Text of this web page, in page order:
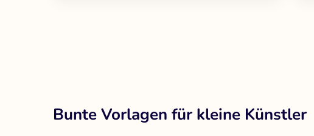
Bunte Vorlagen für kleine Künstler